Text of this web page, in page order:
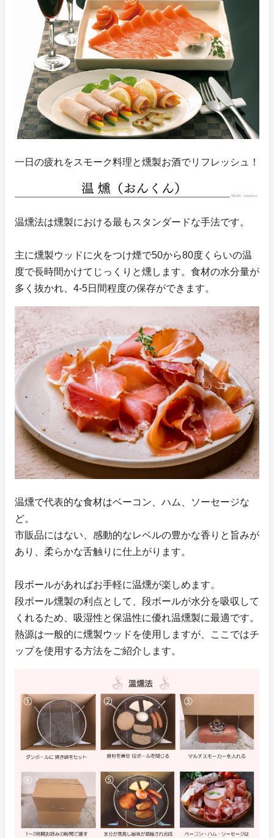
一日の疲れをスモーク料理と燻製お酒でリフレッシュ！
温燻法は燻製における最もスタンダードな手法です。
主に燻製ウッドに火をつけ煙で50から80度くらいの温
度で長時間かけてじっくりと燻します。食材の水分量が
多く抜かれ、4-5日間程度の保存ができます。
温燻で代表的な食材はベーコン、ハム、ソーセージな
ど。
市販品にはない、感動的なレベルの豊かな香りと旨みが
あり、柔らかな舌触りに仕上がります。
段ボールがあればお手軽に温燻が楽しめます。
段ボール燻製の利点として、段ボールが水分を吸収して
くれるため、吸湿性と保温性に優れ温燻製に最適です。
熱源は一般的に燻製ウッドを使用しますが、ここではチ
ップを使用する方法をご紹介します。